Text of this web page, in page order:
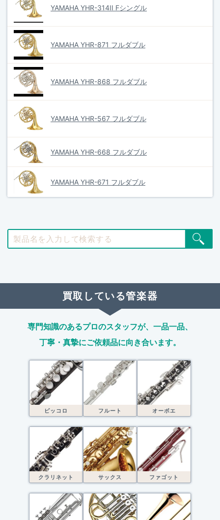
YAMAHA YHR-314II Fシングル
YAMAHA YHR-871 フルダブル
YAMAHA YHR-868 フルダブル
YAMAHA YHR-567 フルダブル
YAMAHA YHR-668 フルダブル
YAMAHA YHR-671 フルダブル
買取している管楽器
専門知識のあるプロのスタッフが、 一品一品、
丁寧・真摯にご依頼品に向き合います。
ピッコロ フルート オーボエ
クラリネット サックス ファゴット